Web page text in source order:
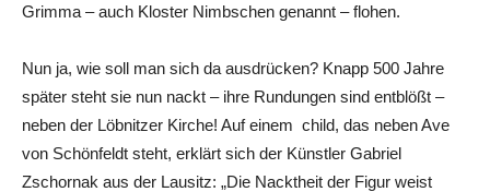
Grimma – auch Kloster Nimbschen genannt – flohen.
Nun ja, wie soll man sich da ausdrücken? Knapp 500 Jahre
später steht sie nun nackt – ihre Rundungen sind entblößt –
neben der Löbnitzer Kirche! Auf einem child, das neben Ave
von Schönfeldt steht, erklärt sich der Künstler Gabriel
Zschornak aus der Lausitz: „Die Nacktheit der Figur weist